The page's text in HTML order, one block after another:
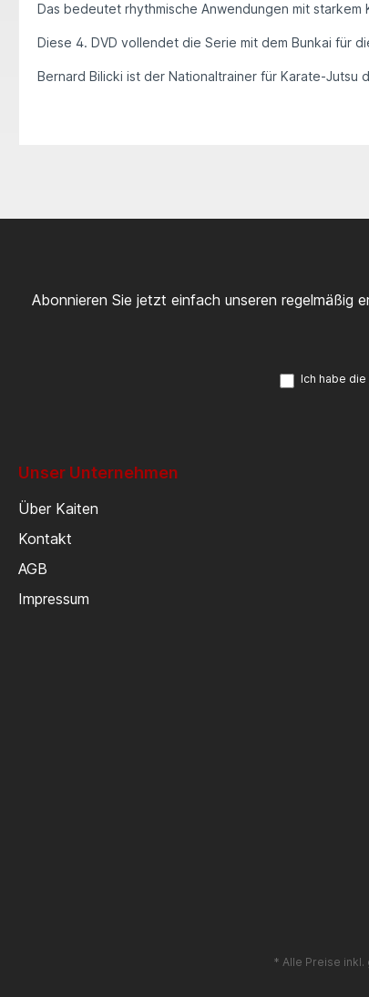
Das bedeutet rhythmische Anwendungen mit
Diese 4. DVD vollendet die Serie mit dem Bunkai für
Bernard Bilicki ist der Nationaltrainer für Karate-Jutsu
Abonnieren Sie jetzt einfach unseren regelmäßig
Ich habe die
Unser Unternehmen
Über Kaiten
Kontakt
AGB
Impressum
* Alle Preise